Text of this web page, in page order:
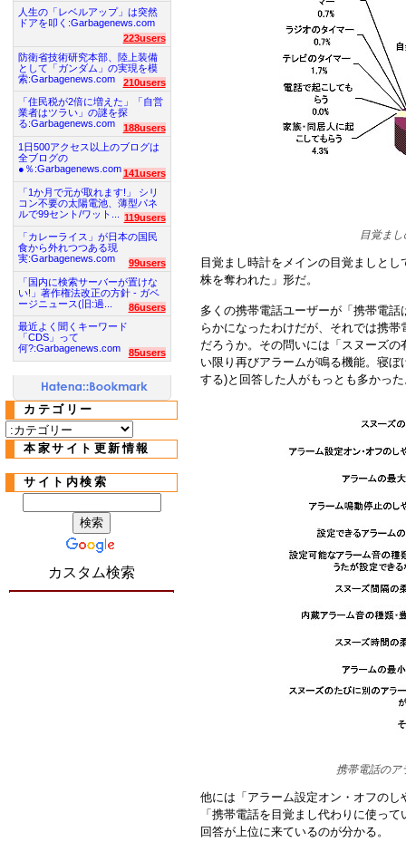
目覚ま
目覚まし時計をメインの目覚ましと
株を奪われた」形だ。
多くの携帯電話ユーザーが「携帯電
らかになったわけだが、それでは携
だろうか。その問いには「スヌーズ
い限り再びアラームが鳴る機能。寝
する)と回答した人がもっとも多かっ
携帯電話のア
他には「アラーム設定オン・オフの
「携帯電話を目覚まし代わりに使っ
回答が上位に来ているのが分かる。
人生の「レベルアップ」は突然
ドアを叩く:Garbagenews.com
223users
防衛省技術研究本部、陸上装備
として「ガンダム」の実現を模
索:Garbagenews.com
210users
「住民税が2倍に増えた」「自営
業者はツラい」の謎を探
る:Garbagenews.com
188users
1日500アクセス以上のブログは
全ブログの
●％:Garbagenews.com 141users
「1か月で元が取れます!」 シリ
コン不要の太陽電池、薄型パネ
ルで99セント/ワット...
119users
「カレーライス」が日本の国民
食から外れつつある現
実:Garbagenews.com
99users
「国内に検索サーバーが置けな
い!」著作権法改正の方針 - ガベ
ージニュース(旧:過...
86users
最近よく聞くキーワード
「CDS」って
何?:Garbagenews.com
85users
カテゴリー
本家サイト更新情報
サイト内検索
カスタム検索